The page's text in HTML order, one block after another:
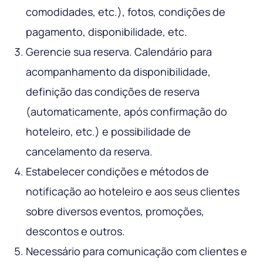
comodidades, etc.), fotos, condições de
pagamento, disponibilidade, etc.
Gerencie sua reserva. Calendário para
acompanhamento da disponibilidade,
definição das condições de reserva
(automaticamente, após confirmação do
hoteleiro, etc.) e possibilidade de
cancelamento da reserva.
Estabelecer condições e métodos de
notificação ao hoteleiro e aos seus clientes
sobre diversos eventos, promoções,
descontos e outros.
Necessário para comunicação com clientes e